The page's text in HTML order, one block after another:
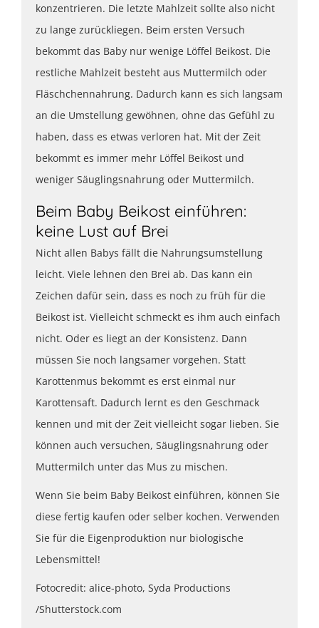
konzentrieren. Die letzte Mahlzeit sollte also nicht
zu lange zurückliegen. Beim ersten Versuch
bekommt das Baby nur wenige Löffel Beikost. Die
restliche Mahlzeit besteht aus Muttermilch oder
Fläschchennahrung. Dadurch kann es sich langsam
an die Umstellung gewöhnen, ohne das Gefühl zu
haben, dass es etwas verloren hat. Mit der Zeit
bekommt es immer mehr Löffel Beikost und
weniger Säuglingsnahrung oder Muttermilch.
Beim Baby Beikost einführen:
keine Lust auf Brei
Nicht allen Babys fällt die Nahrungsumstellung
leicht. Viele lehnen den Brei ab. Das kann ein
Zeichen dafür sein, dass es noch zu früh für die
Beikost ist. Vielleicht schmeckt es ihm auch einfach
nicht. Oder es liegt an der Konsistenz. Dann
müssen Sie noch langsamer vorgehen. Statt
Karottenmus bekommt es erst einmal nur
Karottensaft. Dadurch lernt es den Geschmack
kennen und mit der Zeit vielleicht sogar lieben. Sie
können auch versuchen, Säuglingsnahrung oder
Muttermilch unter das Mus zu mischen.
Wenn Sie beim Baby Beikost einführen, können Sie
diese fertig kaufen oder selber kochen. Verwenden
Sie für die Eigenproduktion nur biologische
Lebensmittel!
Fotocredit: alice-photo, Syda Productions
/Shutterstock.com